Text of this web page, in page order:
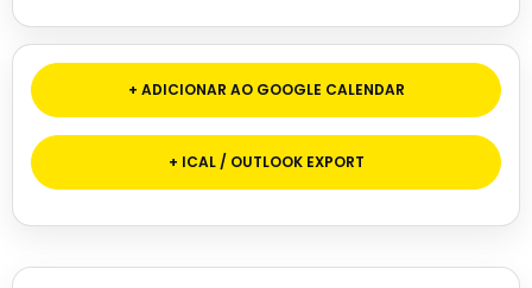
+ ADICIONAR AO GOOGLE CALENDAR
+ ICAL / OUTLOOK EXPORT